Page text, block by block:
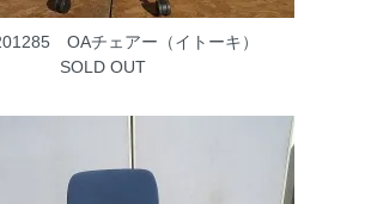
OAチェアー（イトーキ）
SOLD OUT